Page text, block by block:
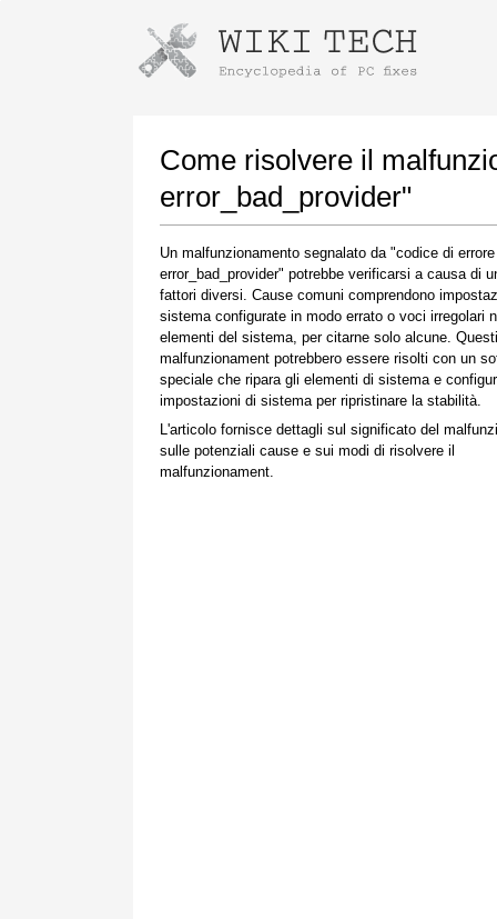
Come risolvere il
error_bad_provider"
Un malfunzionamento segnalato da "codice di errore
error_bad_provider" potrebbe verificarsi a causa di
fattori diversi. Cause comuni comprendono
sistema configurate in modo errato o voci irregolari
elementi del sistema, per citarne solo alcune. Questi
malfunzionament potrebbero essere risolti con un
speciale che ripara gli elementi di sistema e
impostazioni di sistema per ripristinare la stabilità.
L'articolo fornisce dettagli sul significato del
sulle potenziali cause e sui modi di risolvere il
malfunzionament.
Istruzioni per il download con
Una volta completato il download, fare clic sul
collegamento al file scaricato